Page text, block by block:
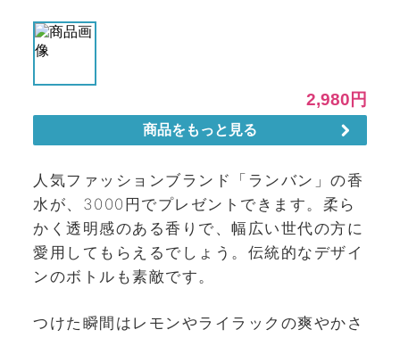
人気ファッションブランド「ランバン」の香
水が、3000円でプレゼントできます。柔ら
かく透明感のある香りで、幅広い世代の方に
愛用してもらえるでしょう。伝統的なデザイ
ンのボトルも素敵です。
つけた瞬間はレモンやライラックの爽やかさ